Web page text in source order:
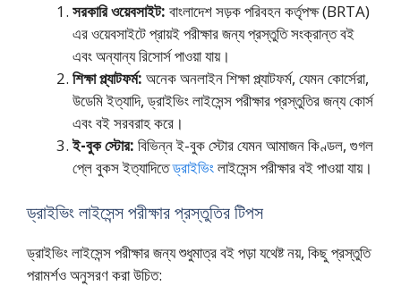
সরকারি ওয়েবসাইট: বাংলাদেশ সড়ক পরিবহন কর্তৃপক্ষ (BRTA)
এর ওয়েবসাইটে প্রায়ই পরীক্ষার জন্য প্রস্তুতি সংক্রান্ত বই
এবং অন্যান্য রিসোর্স পাওয়া যায়।
শিক্ষা প্ল্যাটফর্ম: অনেক অনলাইন শিক্ষা প্ল্যাটফর্ম, যেমন কোর্সেরা,
উডেমি ইত্যাদি, ড্রাইভিং লাইসেন্স পরীক্ষার প্রস্তুতির জন্য কোর্স
এবং বই সরবরাহ করে।
ই-বুক স্টোর: বিভিন্ন ই-বুক স্টোর যেমন আমাজন কিণ্ডল, গুগল
প্লে বুকস ইত্যাদিতেড্রাইভিংলাইসেন্স পরীক্ষার বই পাওয়া যায়।
ড্রাইভিং লাইসেন্স পরীক্ষার প্রস্তুতির টিপস
ড্রাইভিং লাইসেন্স পরীক্ষার জন্য শুধুমাত্র বই পড়া যথেষ্ট নয়, কিছু প্রস্তুতি
পরামর্শও অনুসরণ করা উচিত: